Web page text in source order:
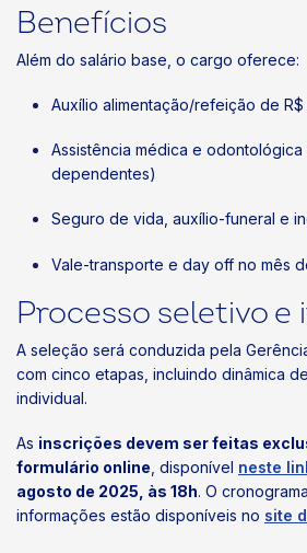
Benefícios
Além do salário base, o cargo oferece:
Auxílio alimentação/refeição de R$
Assistência médica e odontológica
dependentes)
Seguro de vida, auxílio-funeral e
Vale-transporte e day off no mês
Processo seletivo e
A seleção será conduzida pela
com cinco etapas, incluindo dinâmica
individual.
As inscrições devem ser feitas
formulário online , disponível neste
agosto de 2025, às 18h. O
informações estão disponíveis no site